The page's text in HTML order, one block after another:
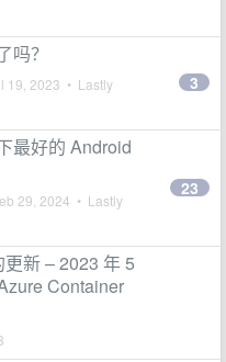
吗？
19, 2023 • Lastly
3
最好的 Android
29, 2024 • Lastly
23
新 – 2023 年 5
Container